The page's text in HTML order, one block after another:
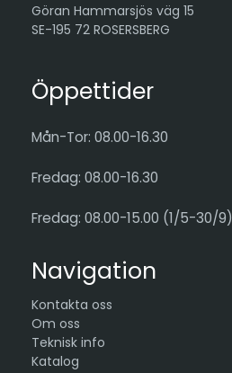
Göran Hammarsjös väg 15
SE-195 72 ROSERSBERG
Öppettider
Mån-Tor: 08.00-16.30
Fredag: 08.00-16.30
Fredag: 08.00-15.00 (1/5-30/9)
Navigation
Kontakta oss
Om oss
Teknisk info
Katalog